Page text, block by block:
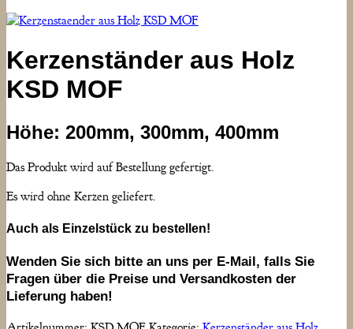
Kerzenständer aus Holz
KSD MOF
Höhe: 200mm, 300mm, 400mm
Das Produkt wird auf Bestellung gefertigt.
Es wird ohne Kerzen geliefert.
Auch als Einzelstück zu bestellen!
Wenden Sie sich bitte an uns per E-Mail, falls Sie
Fragen über die Preise und Versandkosten der
Lieferung haben!